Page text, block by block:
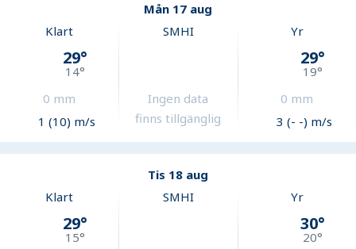
Mån 17 aug
Klart
29°
14°
0 mm
1 (10) m/s
SMHI
Ingen data
finns tillgänglig
Yr
29°
19°
0 mm
3 (- -) m/s
Tis 18 aug
Klart
29°
15°
SMHI Yr
30°
20°